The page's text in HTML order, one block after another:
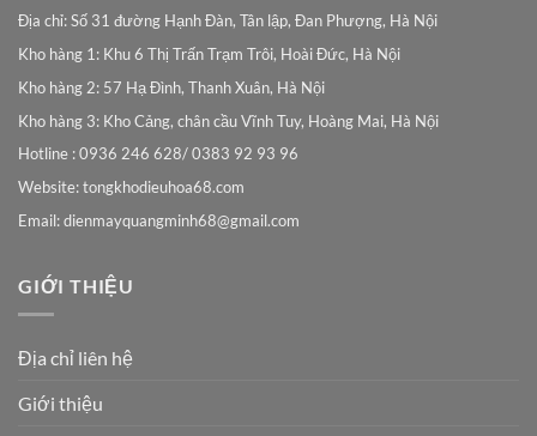
Địa chỉ: Số 31 đường Hạnh Đàn, Tân lập, Đan Phượng, Hà Nội
Kho hàng 1: Khu 6 Thị Trấn Trạm Trôi, Hoài Đức, Hà Nội
Kho hàng 2: 57 Hạ Đình, Thanh Xuân, Hà Nội
Kho hàng 3: Kho Cảng, chân cầu Vĩnh Tuy, Hoàng Mai, Hà Nội
Hotline : 0936 246 628/ 0383 92 93 96
Website: tongkhodieuhoa68.com
Email:dienmayquangminh68@gmail.com
GIỚI THIỆU
Địa chỉ liên hệ
Giới thiệu